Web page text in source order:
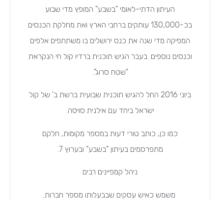
העיתון הדתי-לאומי "בשבע" המופץ מדי שבוע
בכ-130,000 עותקים ברחבי הארץ ואת מחלקת הכנסים
המפיקה מדי שנה את כנס ירושלים בו משתתפים אלפים
וכנסים נוספים. בעבר הגיש תוכנית ברדיו קול חי הנקראת
"שטח סרוג".
ביוני 2016 החל להגיש תוכנית שבועית ברשת ב' של קול
ישראל ביחד עם אילנית סויסה.
כמו כן, כותב טורי דעות במספר מקומות, חלקם
מתפרסמים בעיתון "בשבע" ובערוץ 7.
ניהל קמפיינים רבים
משמש כאיש עסקים שבבעלותו מספר חברות.